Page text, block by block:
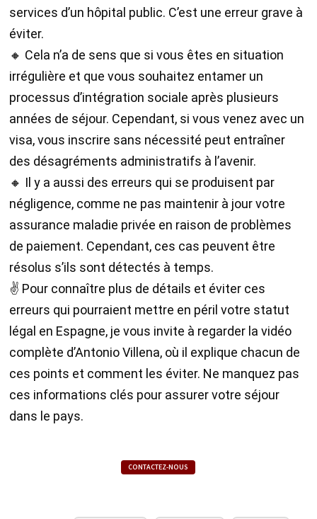
services d’un hôpital public. C’est une erreur grave à
éviter.
🔸 Cela n’a de sens que si vous êtes en situation
irrégulière et que vous souhaitez entamer un
processus d’intégration sociale après plusieurs
années de séjour. Cependant, si vous venez avec un
visa, vous inscrire sans nécessité peut entraîner
des désagréments administratifs à l’avenir.
🔸 Il y a aussi des erreurs qui se produisent par
négligence, comme ne pas maintenir à jour votre
assurance maladie privée en raison de problèmes
de paiement. Cependant, ces cas peuvent être
résolus s’ils sont détectés à temps.
✌ Pour connaître plus de détails et éviter ces
erreurs qui pourraient mettre en péril votre statut
légal en Espagne, je vous invite à regarder la vidéo
complète d’Antonio Villena, où il explique chacun de
ces points et comment les éviter. Ne manquez pas
ces informations clés pour assurer votre séjour
dans le pays.
CONTACTEZ-NOUS